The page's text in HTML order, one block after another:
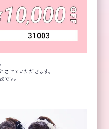
させていただきます。
です。